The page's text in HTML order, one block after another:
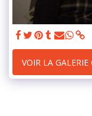
VOIR LA